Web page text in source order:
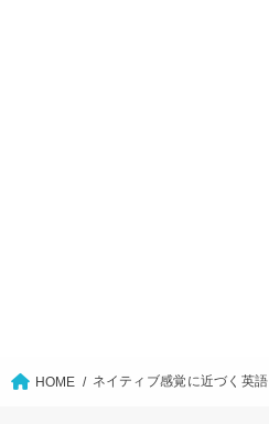
HOME ネイティブ感覚に近づく英語